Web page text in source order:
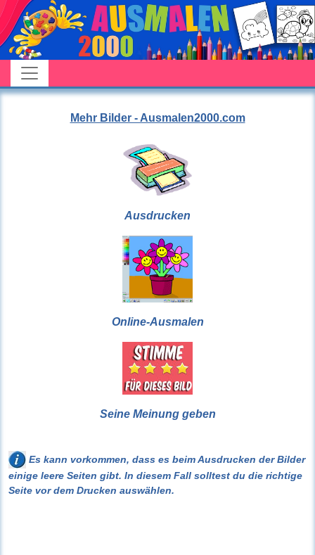
Mehr Bilder - Ausmalen2000.com
Ausdrucken
Online-Ausmalen
Seine Meinung geben
Es kann vorkommen, dass es beim Ausdrucken der Bilder
einige leere Seiten gibt. In diesem Fall solltest du die richtige
Seite vor dem Drucken auswählen.